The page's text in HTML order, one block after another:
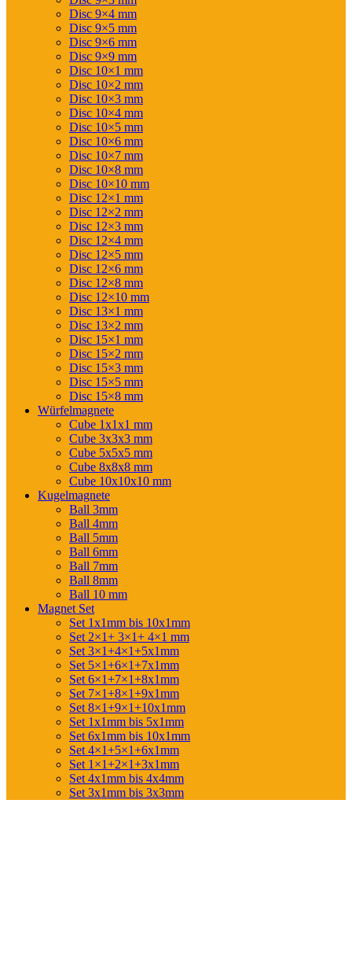
Disc 9×4 mm
Disc 9×5 mm
Disc 9×6 mm
Disc 9×9 mm
Disc 10×1 mm
Disc 10×2 mm
Disc 10×3 mm
Disc 10×4 mm
Disc 10×5 mm
Disc 10×6 mm
Disc 10×7 mm
Disc 10×8 mm
Disc 10×10 mm
Disc 12×1 mm
Disc 12×2 mm
Disc 12×3 mm
Disc 12×4 mm
Disc 12×5 mm
Disc 12×6 mm
Disc 12×8 mm
Disc 12×10 mm
Disc 13×1 mm
Disc 13×2 mm
Disc 15×1 mm
Disc 15×2 mm
Disc 15×3 mm
Disc 15×5 mm
Disc 15×8 mm
Würfelmagnete
Cube 1x1x1 mm
Cube 3x3x3 mm
Cube 5x5x5 mm
Cube 8x8x8 mm
Cube 10x10x10 mm
Kugelmagnete
Ball 3mm
Ball 4mm
Ball 5mm
Ball 6mm
Ball 7mm
Ball 8mm
Ball 10 mm
Magnet Set
Set 1x1mm bis 10x1mm
Set 2×1+ 3×1+ 4×1 mm
Set 3×1+4×1+5x1mm
Set 5×1+6×1+7x1mm
Set 6×1+7×1+8x1mm
Set 7×1+8×1+9x1mm
Set 8×1+9×1+10x1mm
Set 1x1mm bis 5x1mm
Set 6x1mm bis 10x1mm
Set 4×1+5×1+6x1mm
Set 1×1+2×1+3x1mm
Set 4x1mm bis 4x4mm
Set 3x1mm bis 3x3mm